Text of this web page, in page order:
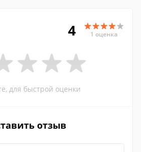
4 1 оценка
для быстрой оценки
отзыв